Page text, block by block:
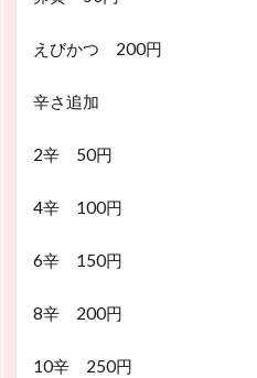
えびかつ 200円
辛さ追加
2辛 50円
4辛 100円
6辛 150円
8辛 200円
10辛 250円